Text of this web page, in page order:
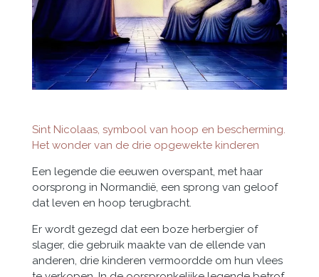
Sint Nicolaas, symbool van hoop en bescherming.
Het wonder van de drie opgewekte kinderen
Een legende die eeuwen overspant, met haar
oorsprong in Normandië, een sprong van geloof
dat leven en hoop terugbracht.
Er wordt gezegd dat een boze herbergier of
slager, die gebruik maakte van de ellende van
anderen, drie kinderen vermoordde om hun vlees